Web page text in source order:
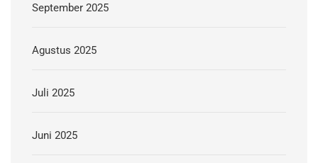
September 2025
Agustus 2025
Juli 2025
Juni 2025